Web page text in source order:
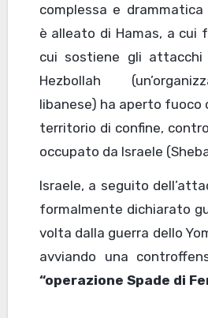
complessa e drammatica
è alleato di Hamas, a cui
cui sostiene gli attacchi
Hezbollah
libanese) ha aperto fuoco
territorio di confine,
occupato da Israele
Israele, a seguito
formalmente dichiarato
volta dalla guerra dello
avviando una
“operazione Spade di